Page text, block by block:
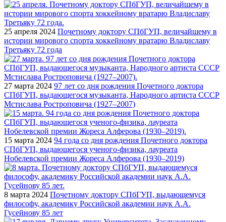
25 апреля 2024 Почетному доктору СПбГУП, величайшему в
истории мирового спорта хоккейному вратарю Владиславу
Третьяку 72 года
27 марта 2024 97 лет со дня рождения Почетного доктора
СПбГУП, выдающегося музыканта, Народного артиста СССР
Мстислава Ростроповича (1927–2007)
15 марта 2024 94 года со дня рождения Почетного доктора
СПбГУП, выдающегося ученого-физика, лауреата
Нобелевской премии Жореса Алферова (1930–2019)
8 марта 2024 Почетному доктору СПбГУП, выдающемуся
философу, академику Российской академии наук А.А.
Гусейнову 85 лет